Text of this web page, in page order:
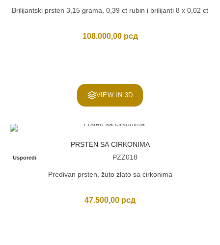
Brilijantski prsten 3,15 grama, 0,39 ct rubin i brilijanti 8 x 0,02 ct
108.000,00 рсд
VIEW IN 3D
PRSTEN SA CIRKONIMA
Usporedi PZZ018
Predivan prsten, žuto zlato sa cirkonima
47.500,00 рсд